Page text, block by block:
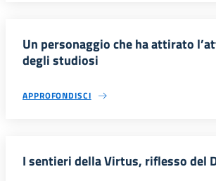
Un personaggio che ha attirato
degli studiosi
APPROFONDISCI
I sentieri della Virtus, riflesso del